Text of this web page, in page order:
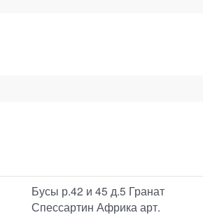
Бусы р.42 и 45 д.5 Гранат
Спессартин Африка арт.